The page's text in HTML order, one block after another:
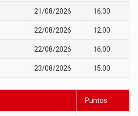
21/08/2026 16:30
22/08/2026 12:00
22/08/2026 16:00
23/08/2026 15:00
Puntos